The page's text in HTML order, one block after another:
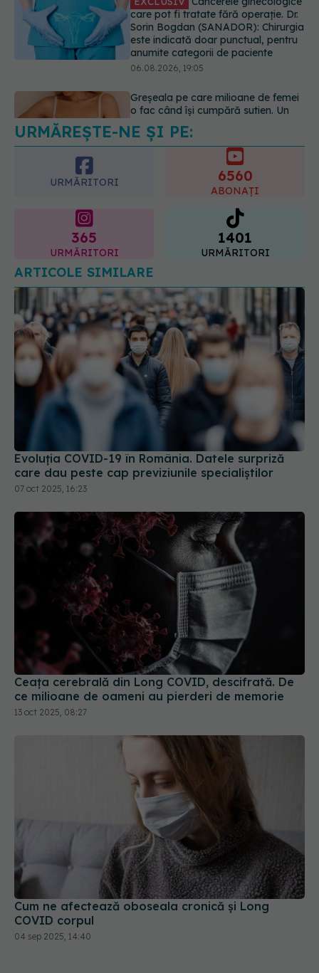
o fac când își cumpără sutien. Un
medic explică metoda corectă
06.08.2026, 18:08
cu cancer de col uterin nu mai ajung
la operație. Dr. Sorin Bogdan
(SANADOR): Intervenția
chirurgicală, doar în situații
particulare
URMĂREȘTE-NE ȘI PE:
URMĂRITORI 6560
365 1401
URMĂRITORI
ARTICOLE SIMILARE
Evoluția COVID-19 în România. Datele surpriză
care dau peste cap previziunile specialiștilor
Ceața cerebrală din Long COVID, descifrată. De
ce milioane de oameni au pierderi de memorie
13 oct 2025, 08:27
Cum ne afectează oboseala cronică și Long
COVID corpul
04 sep 2025, 14:40